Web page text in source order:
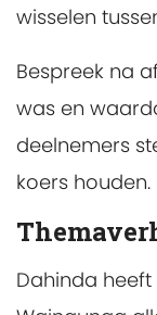
wisselen
Bespreek na
was en
deelnemers
koers houden.
Dahinda